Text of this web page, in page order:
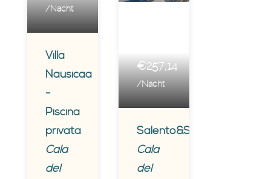
/Nacht
Villa
Nausicaa
-
Piscina
privata
Cala
del
€257,14
/Nacht
Salento&Style
Cala
del